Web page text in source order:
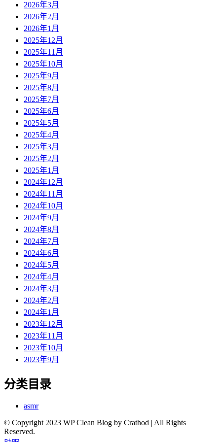
2026年3月
2026年2月
2026年1月
2025年12月
2025年11月
2025年10月
2025年9月
2025年8月
2025年7月
2025年6月
2025年5月
2025年4月
2025年3月
2025年2月
2025年1月
2024年12月
2024年11月
2024年10月
2024年9月
2024年8月
2024年7月
2024年6月
2024年5月
2024年4月
2024年3月
2024年2月
2024年1月
2023年12月
2023年11月
2023年10月
2023年9月
分类目录
asmr
© Copyright 2023 WP Clean Blog by Crathod | All Rights
Reserved.